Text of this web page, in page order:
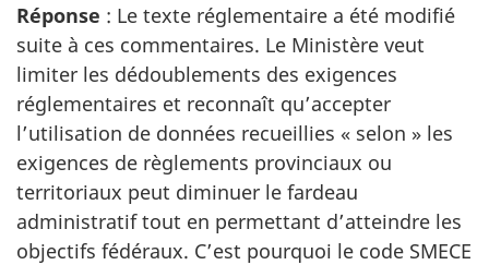
Réponse : Le texte réglementaire a été modifié
suite à ces commentaires. Le Ministère veut
limiter les dédoublements des exigences
réglementaires et reconnaît qu’accepter
l’utilisation de données recueillies « selon » les
exigences de règlements provinciaux ou
territoriaux peut diminuer le fardeau
administratif tout en permettant d’atteindre les
objectifs fédéraux. C’est pourquoi le code SMECE